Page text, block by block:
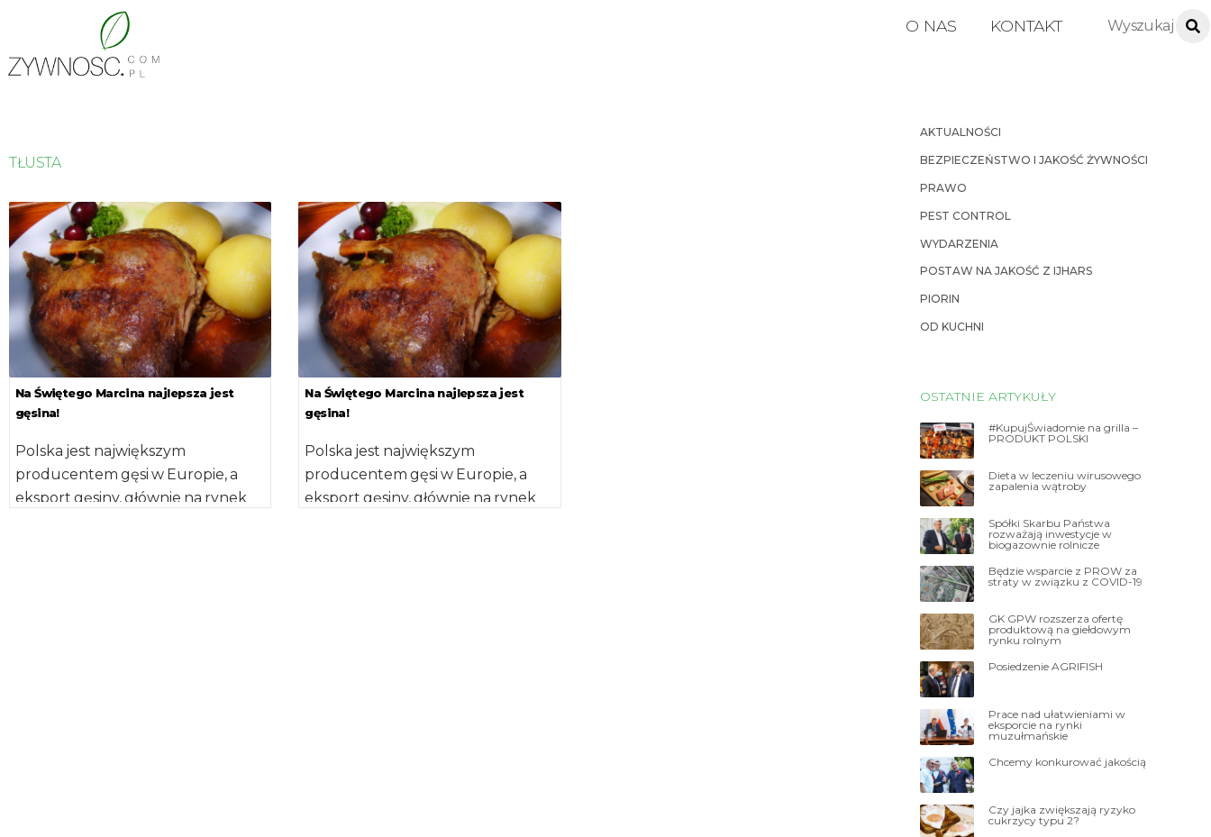
O NAS KONTAKT
TŁUSTA
Na Świętego Marcina najlepsza jest
gęsina!
Polska jest największym
producentem gęsi w Europie, a
eksport gęsiny, głównie na rynek
Na Świętego Marcina najlepsza jest
gęsina!
Polska jest największym
producentem gęsi w Europie, a
eksport gęsiny, głównie na rynek
AKTUALNOŚCI
BEZPIECZEŃSTWO I JAKOŚĆ ŻYWNOŚCI
PRAWO
PEST CONTROL
WYDARZENIA
POSTAW NA JAKOŚĆ Z IJHARS
PIORIN
OD KUCHNI
OSTATNIE ARTYKUŁY
#KupujŚwiadomie na grilla –
PRODUKT POLSKI
Dieta w leczeniu wirusowego
zapalenia wątroby
Spółki Skarbu Państwa
rozważają inwestycje w
biogazownie rolnicze
Będzie wsparcie z PROW za
straty w związku z COVID-19
GK GPW rozszerza ofertę
produktową na giełdowym
rynku rolnym
Posiedzenie AGRIFISH
Prace nad ułatwieniami w
eksporcie na rynki
muzułmańskie
Chcemy konkurować jakością
Czy jajka zwiększają ryzyko
cukrzycy typu 2?